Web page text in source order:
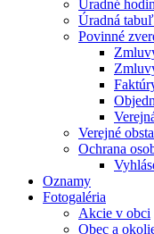
Úradné
Úradná
Povinné
Verejné
Ochrana
Oznamy
Fotogaléria
Akcie v obci
Obec a